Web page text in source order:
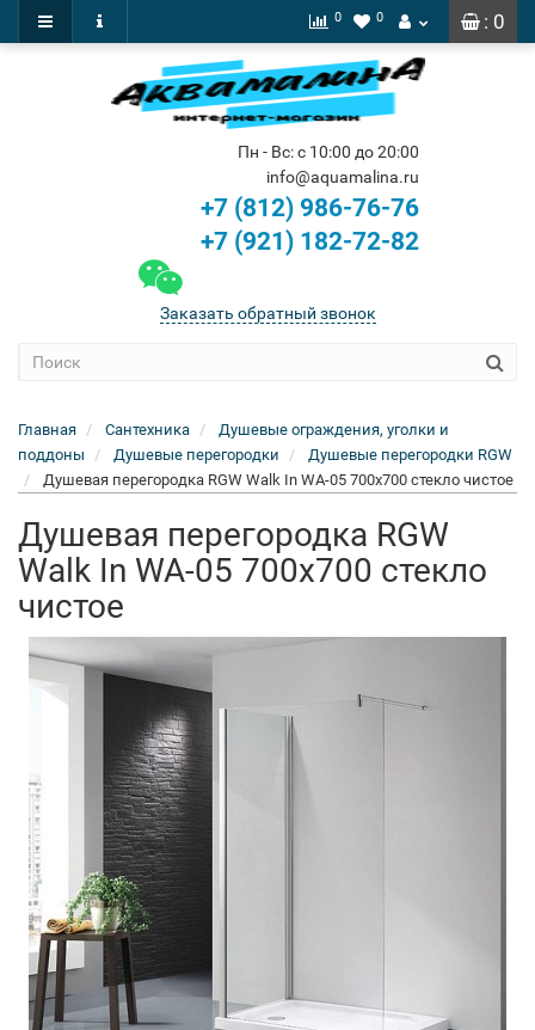
: 0
0 0
Пн - Вс: с 10:00 до 20:00
info@aquamalina.ru
+7 (812) 986-76-76
+7 (921) 182-72-82
Заказать обратный звонок
Главная Сантехника
Душевые ограждения, уголки и
поддоны
Душевые перегородки
Душевые перегородки RGW
Душевая перегородка RGW Walk In WA-05 700x700 стекло чистое
Душевая перегородка RGW
Walk In WA-05 700x700 стекло
чистое